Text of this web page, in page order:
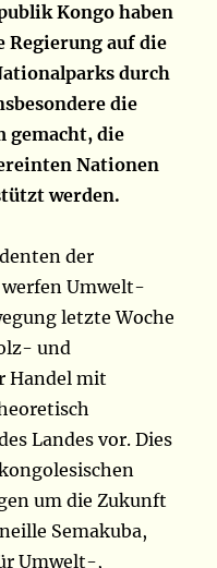
Kongo haben
Regierung auf die
durch
die
gemacht, die
Nationen
werden.
der
Umwelt-
letzte Woche
und
Handel mit
Landes vor. Dies
um die Zukunft
Semakuba,
Umwelt-,